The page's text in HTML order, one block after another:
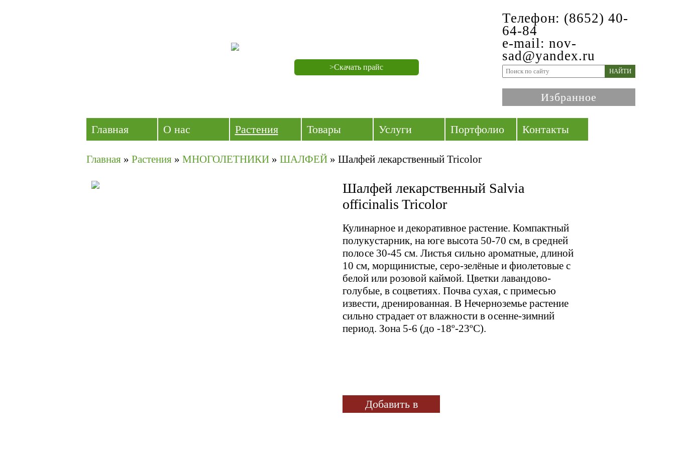
>Скачать прайс
Телефон: (8652) 40-
64-84
e-mail: nov-
sad@yandex.ru
НАЙТИ
Избранное
Главная О нас Растения Товары Услуги Портфолио Контакты
Главная » Растения » МНОГОЛЕТНИКИ » ШАЛФЕЙ » Шалфей лекарственный Tricolor
Шалфей лекарственный Salvia
officinalis Tricolor
Кулинарное и декоративное растение. Компактный
полукустарник, на юге высота 50-70 см, в средней
полосе 30-45 см. Листья сильно ароматные, длиной
10 см, морщинистые, серо-зелёные и фиолетовые с
белой или розовой каймой. Цветки лавандово-
голубые, в соцветиях. Почва сухая, с примесью
извести, дренированная. В Нечерноземье растение
сильно страдает от влажности в осенне-зимний
период. Зона 5-6 (до -18º-23ºС).
Добавить в